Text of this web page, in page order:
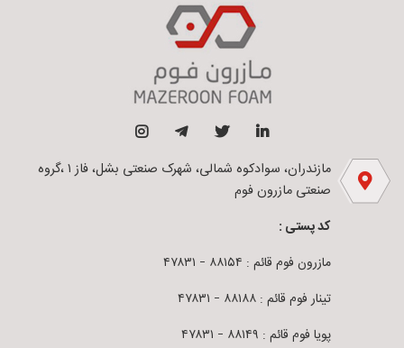
مازندران، سوادکوه شمالی، شهرک صنعتی بشل، فاز ۱ ،گروه
صنعتی مازرون فوم
کد پستی :
مازرون فوم قائم : ۸۸۱۵۴ – ۴۷۸۳۱
تینار فوم قائم : ۸۸۱۸۸ – ۴۷۸۳۱
پویا فوم قائم : ۸۸۱۴۹ – ۴۷۸۳۱